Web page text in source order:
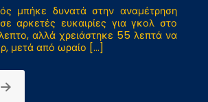
μπήκε δυνατά στην αναμέτρηση
αρκετές ευκαιρίες για γκολ στο
αλλά χρειάστηκε 55 λεπτά να
μετά από ωραίο […]